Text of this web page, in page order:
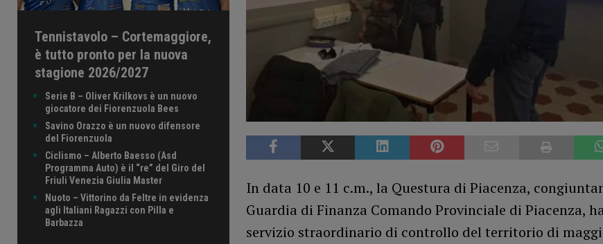
In data 10 e 11 c.m., la Questura di Piacenza,
Guardia di Finanza Comando Provinciale di Piacenza,
servizio straordinario di controllo del territorio di
Tennistavolo – Cortemaggiore,
è tutto pronto per la nuova
stagione 2026/2027
Serie B – Oliver Krilkovs è un nuovo
giocatore dei Fiorenzuola Bees
Savino Orazzo è un nuovo difensore
del Fiorenzuola
Ciclismo – Alberto Baesso (Asd
Programma Auto) è il “re” del Giro del
Friuli Venezia Giulia Master
Nuoto – Vittorino da Feltre in evidenza
agli Italiani Ragazzi con Pilla e
Barbazza